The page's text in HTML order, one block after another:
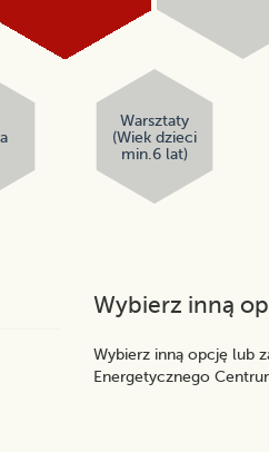
Warsztaty
(Wiek dzieci
min.6 lat)
Wybierz inną
Wybierz inną opcję lub
Energetycznego